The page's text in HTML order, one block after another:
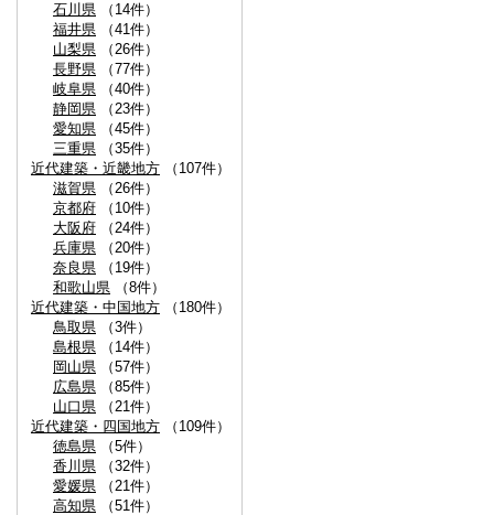
石川県 （14件）
福井県 （41件）
山梨県 （26件）
長野県 （77件）
岐阜県 （40件）
静岡県 （23件）
愛知県 （45件）
三重県 （35件）
近代建築・近畿地方 （107件）
滋賀県 （26件）
京都府 （10件）
大阪府 （24件）
兵庫県 （20件）
奈良県 （19件）
和歌山県 （8件）
近代建築・中国地方 （180件）
鳥取県 （3件）
島根県 （14件）
岡山県 （57件）
広島県 （85件）
山口県 （21件）
近代建築・四国地方 （109件）
徳島県 （5件）
香川県 （32件）
愛媛県 （21件）
高知県 （51件）